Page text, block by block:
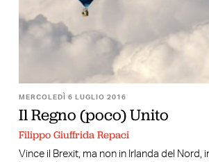
MERCOLEDÌ 6 LUGLIO 2016
Il Regno (poco) Unito
Filippo Giuffrida Repaci
Vince il Brexit, ma non in Irlanda del Nord,